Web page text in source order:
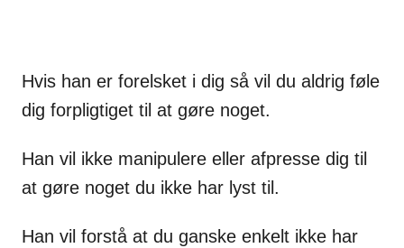
Hvis han er forelsket i dig så vil du aldrig føle
dig forpligtiget til at gøre noget.
Han vil ikke manipulere eller afpresse dig til
at gøre noget du ikke har lyst til.
Han vil forstå at du ganske enkelt ikke har